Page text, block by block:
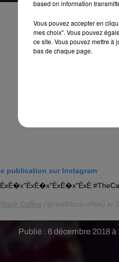
Publié : 6 décembre 2018
publication sur Instagram
Black Coffee (@realblackcoffee) le
based on information
Vous pouvez accepter en
mes choix". Vous pouvez
ce site. Vous pouvez mettre à
bas de chaque page.